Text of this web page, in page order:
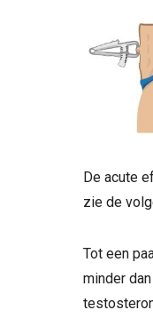
De acute
zie de
Tot een
minder